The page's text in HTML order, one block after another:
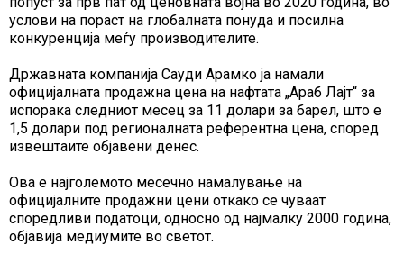
услови на пораст на глобалната понуда и посилна
конкуренција меѓу производителите.
Државната компанија Сауди Арамко ја намали
официјалната продажна цена на нафтата „Араб Лајт“ за
испорака следниот месец за 11 долари за барел, што е
1,5 долари под регионалната референтна цена, според
извештаите објавени денес.
Ова е најголемото месечно намалување на
официјалните продажни цени откако се чуваат
споредливи податоци, односно од најмалку 2000 година,
објавија медиумите во светот.